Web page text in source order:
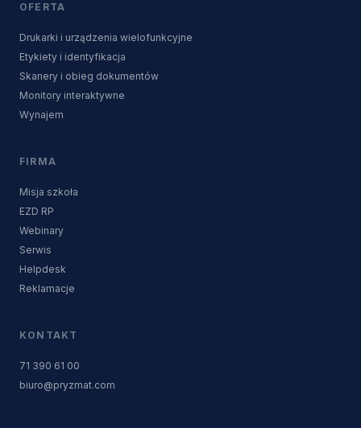
OFERTA
Drukarki i urządzenia wielofunkcyjne
Etykiety i identyfikacja
Skanery i obieg dokumentów
Monitory interaktywne
Wynajem
FIRMA
Misja szkoła
EZD RP
Webinary
Serwis
Helpdesk
Reklamacje
KONTAKT
71 390 61 00
biuro@pryzmat.com